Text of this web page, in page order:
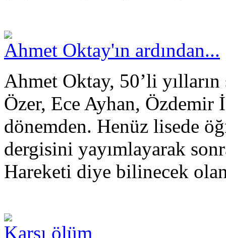
Ahmet Oktay'ın ardından...
Ahmet Oktay, 50’li
Özer, Ece Ayhan,
dönemden. Henüz lisede
dergisini yayımlayarak
Hareketi diye bilinecek
Karşı ölüm